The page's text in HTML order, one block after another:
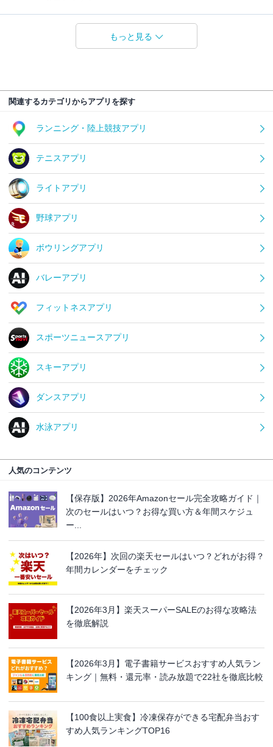
もっと見る
関連するカテゴリからアプリを探す
ランニング・陸上競技アプリ
テニスアプリ
ライトアプリ
野球アプリ
ボウリングアプリ
バレーアプリ
フィットネスアプリ
スポーツニュースアプリ
スキーアプリ
ダンスアプリ
水泳アプリ
人気のコンテンツ
【保存版】2026年Amazonセール完全攻略ガイド｜
次のセールはいつ？お得な買い方＆年間スケジュ
ー...
【2026年】次回の楽天セールはいつ？どれがお得？
年間カレンダーをチェック
【2026年3月】楽天スーパーSALEのお得な攻略法
を徹底解説
【2026年3月】電子書籍サービスおすすめ人気ラン
キング｜無料・還元率・読み放題で22社を徹底比較
【100食以上実食】冷凍保存ができる宅配弁当おす
すめ人気ランキングTOP16